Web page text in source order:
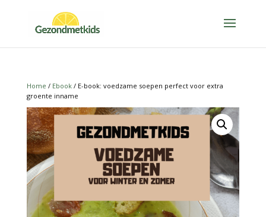
Home / Ebook/ E-book: voedzame soepen perfect voor extra
groente inname